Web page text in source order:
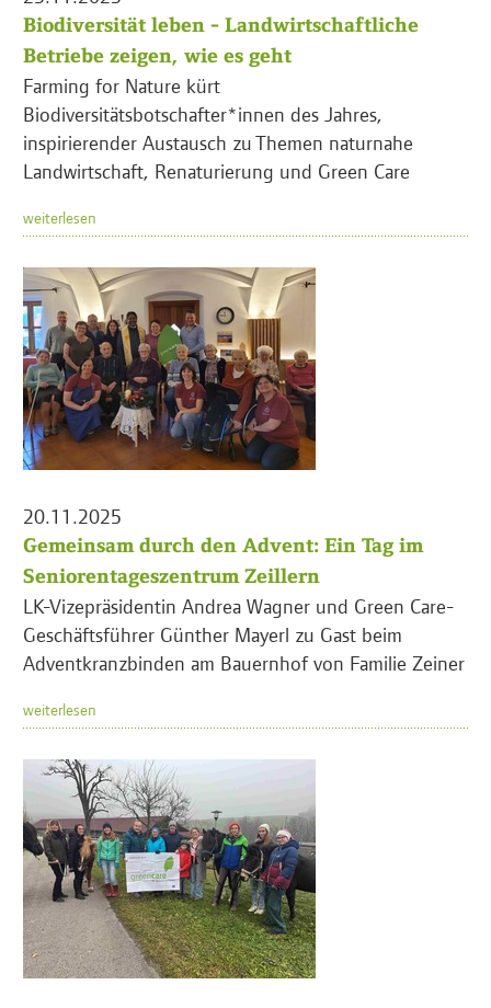
Biodiversität leben - Landwirtschaftliche
Betriebe zeigen, wie es geht
Farming for Nature kürt
Biodiversitätsbotschafter*innen des Jahres,
inspirierender Austausch zu Themen naturnahe
Landwirtschaft, Renaturierung und Green Care
weiterlesen
20.11.2025
Gemeinsam durch den Advent: Ein Tag im
Seniorentageszentrum Zeillern
LK-Vizepräsidentin Andrea Wagner und Green Care-
Geschäftsführer Günther Mayerl zu Gast beim
Adventkranzbinden am Bauernhof von Familie Zeiner
weiterlesen